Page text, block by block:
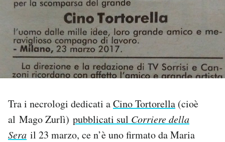
Sport
PODCAST
I MIEI PREFERITI
Tra i necrologi dedicati aCino Tortorella (cioè
al Mago Zurlì) pubblicati sul Corriere della
Sera il 23 marzo, ce n’è uno firmato da Maria